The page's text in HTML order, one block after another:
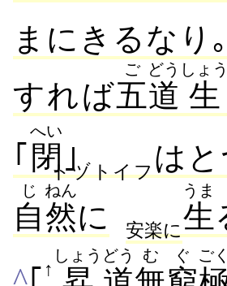
まにきるなり｡
すれば五
ご
道
どう
生
しょう
｢ 閉
へい
｣
トヅトイフは
自
じ
然
ねん
に 安楽に生
うま
^
↑
しょう どう む ぐ ごく